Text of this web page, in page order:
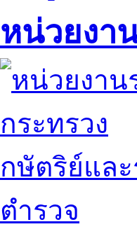
หน่วยงา
กระทรวง
กษัตริย์แล
ตำรวจ